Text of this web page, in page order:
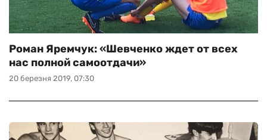
20 березня 2019, 07:30
Роман Яремчук: «Шевченко ждет от всех
нас полной самоотдачи»